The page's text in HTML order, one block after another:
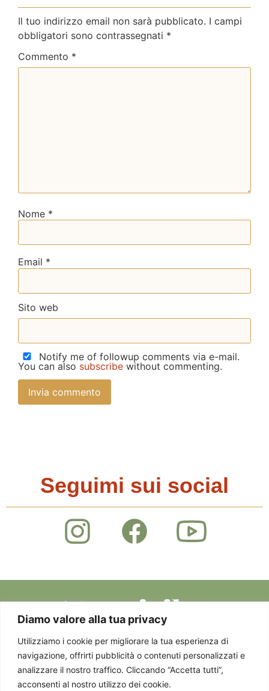
Diamo valore alla tua privacy
Utilizziamo i cookie per migliorare la tua esperienza di
navigazione, offrirti pubblicità o contenuti personalizzati e
analizzare il nostro traffico. Cliccando “Accetta tutti”,
acconsenti al nostro utilizzo dei cookie.
Il tuo indirizzo email non sarà pubblicato. I campi
obbligatori sono contrassegnati *
Commento *
Nome *
Email *
Sito web
Notify me of followup comments via e-mail.
You can also subscribe without commenting.
Seguimi sui social
© 2025 EMOTICIBO.
TUTTI DIRITTI
Via Staurenghi 37 -
21100 Varese - P. IVA
03458850124
Privacy Policy
Cookie Policy